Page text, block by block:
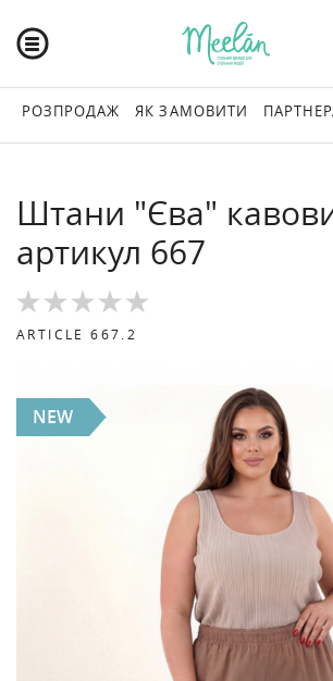
РОЗПРОДАЖ ЯК ЗАМОВИТИ
Штани "Єва"
артикул 667
ARTICLE 667.2
NEW